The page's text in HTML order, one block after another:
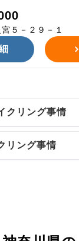
５－２９－１
クリング事情
リング事情